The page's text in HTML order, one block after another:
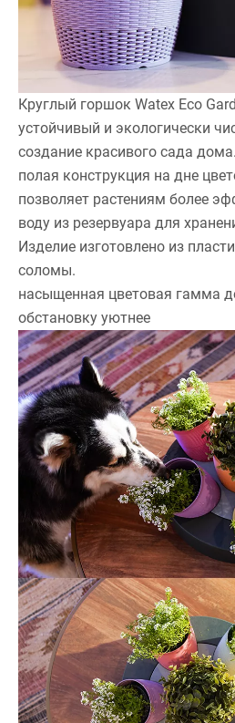
Круглый горшок Watex Eco
устойчивый и экологически
создание красивого сада дома.
полая конструкция на дне
позволяет растениям более
воду из резервуара для
Изделие изготовлено из
соломы.
насыщенная цветовая гамма
обстановку уютнее